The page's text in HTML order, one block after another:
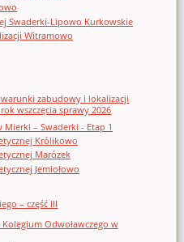
Swaderki-Lipowo Kurkowskie
Witramowo
zabudowy i lokalizacji
wszczęcia sprawy 2026
– Swaderki - Etap 1
Królikowo
Marózek
Jemiołowo
– część III
Odwoławczego w